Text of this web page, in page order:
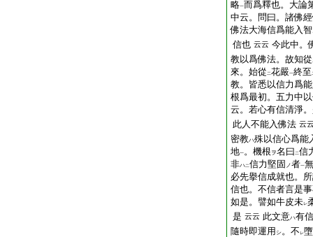
略一而爲釋也。大論
中云。問曰。諸佛
佛法大海信爲能入
信也 云云 今此中。
教以爲佛法。故知從
來。始從 二花嚴一終至
教。皆悉以信力爲
根爲最初。五力中
云。若心有信清淨
此人不能入佛法 云
密教ハ殊以信心爲能
地一。機根 ヲ名曰 二信
非ハ二信力堅固 ノ者一無
必先擧信成就也。
信也。不信者言是
如是。譬如牛皮未レ
是 云云 此文意ハ有
隨時即運用 シ。不 レ墮